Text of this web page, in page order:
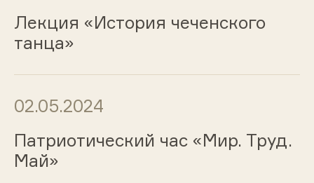
Лекция «История чеченского
танца»
02.05.2024
Патриотический час «Мир. Труд.
Май»